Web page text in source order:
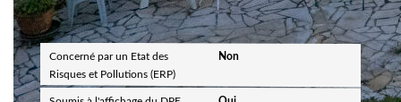
Diagnostics
Concerné par un Etat des
Risques et Pollutions (ERP)
Non